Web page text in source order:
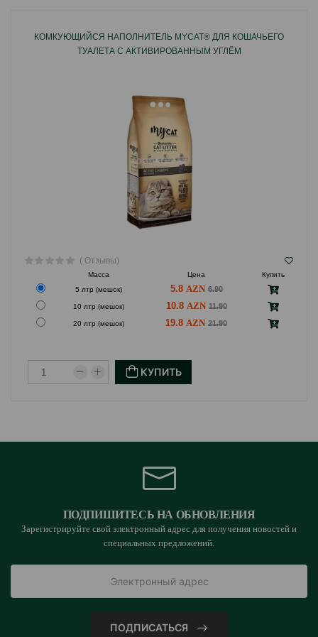
КОМКУЮЩИЙСЯ НАПОЛНИТЕЛЬ MYCAT® ДЛЯ КОШАЧЬЕГО
ТУАЛЕТА С АКТИВИРОВАННЫМ УГЛЁМ
( Отзывы)
Масса Цена
Купить
5 лтр (мешок)
5.8 6.90
10 лтр (мешок) 10.8 11.90
20 лтр (мешок) 19.8 21.90
КУПИТЬ
ПОДПИШИТЕСЬ НА ОБНОВЛЕНИЯ
Зарегистрируйте свой электронный адрес для получения новостей и
специальных предложений.
ПОДПИСАТЬСЯ